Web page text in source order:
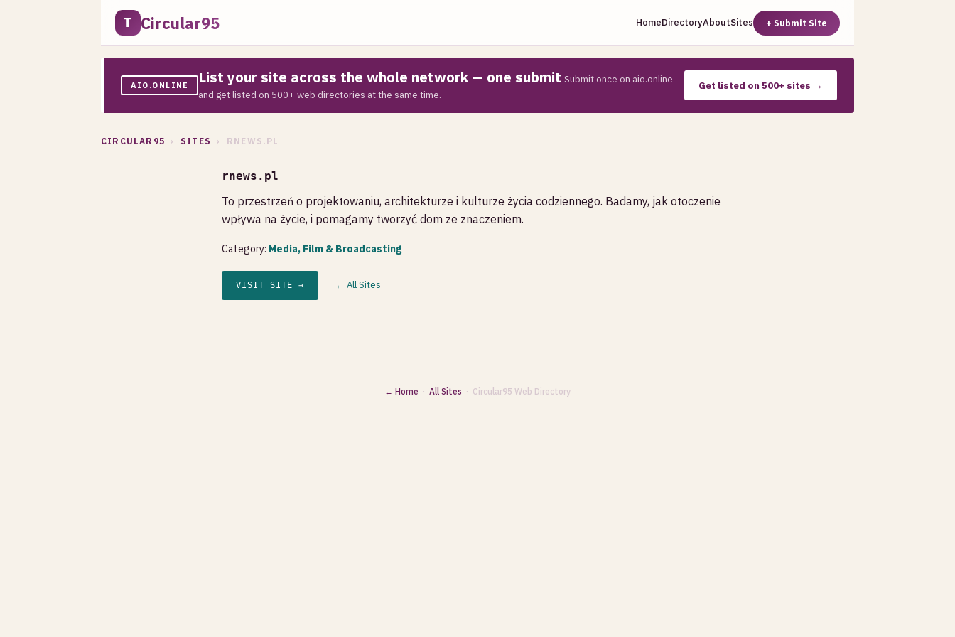
T Circular95 HomeDirectoryAboutSites + Submit Site
AIO.ONLINE List your site across the whole network — one submit Submit once on aio.online
and get listed on 500+ web directories at the same time.
Get listed on 500+ sites →
CIRCULAR95 › SITES › RNEWS.PL
rnews.pl
To przestrzeń o projektowaniu, architekturze i kulturze życia codziennego. Badamy, jak otoczenie
wpływa na życie, i pomagamy tworzyć dom ze znaczeniem.
Category: Media, Film & Broadcasting
VISIT SITE → ← All Sites
← Home · All Sites · Circular95 Web Directory